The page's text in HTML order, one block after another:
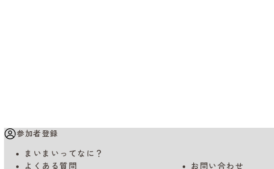
参加者登録
まいまいってなに？
よくある質問
お問い合わせ